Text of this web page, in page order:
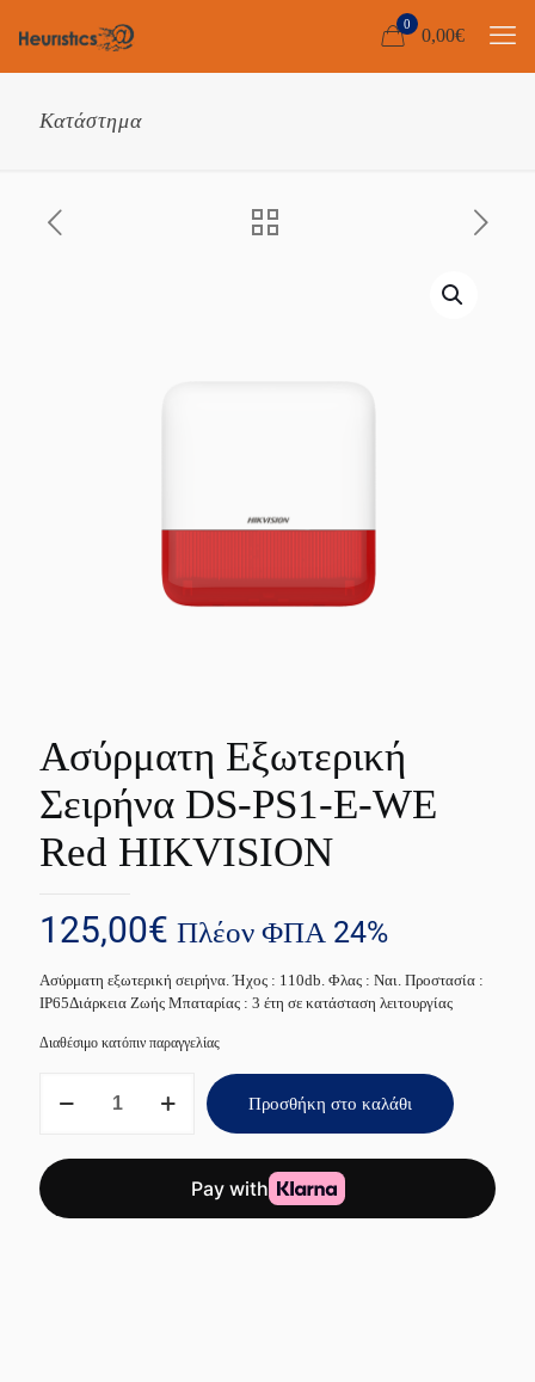
0
0,00€
Κατάστημα
Ασύρματη Εξωτερική
Σειρήνα DS-PS1-E-WE
Red HIKVISION
125,00€ Πλέον ΦΠΑ 24%
Ασύρματη εξωτερική σειρήνα. Ήχος : 110db. Φλας : Ναι. Προστασία :
IP65Διάρκεια Ζωής Μπαταρίας : 3 έτη σε κατάσταση λειτουργίας
Διαθέσιμο κατόπιν παραγγελίας
Εξωτερική
PS1-
E-
WE
Προσθήκη στο καλάθι